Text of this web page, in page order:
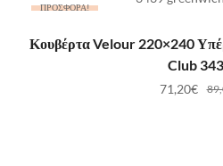
ΠΡΟΣΦΟΡΆ!
ΠΡΟΣΘΉΚΗ
Κουβέρτα Velour 220×240
Club
71,20€